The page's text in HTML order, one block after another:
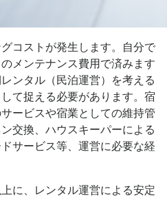
コストが発生します。自分で
メンテナンス費用で済みます
ンタル（民泊運営）を考える
て捉える必要があります。宿
ービスや宿業としての維持管
交換、ハウスキーパーによる
サービス等、運営に必要な経
に、レンタル運営による安定